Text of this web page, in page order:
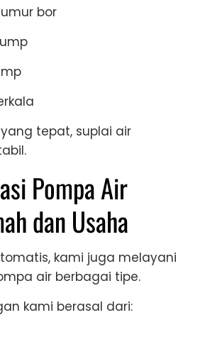
bor
tepat, suplai air
Pompa Air
dan Usaha
kami juga melayani
air berbagai tipe.
kami berasal dari: